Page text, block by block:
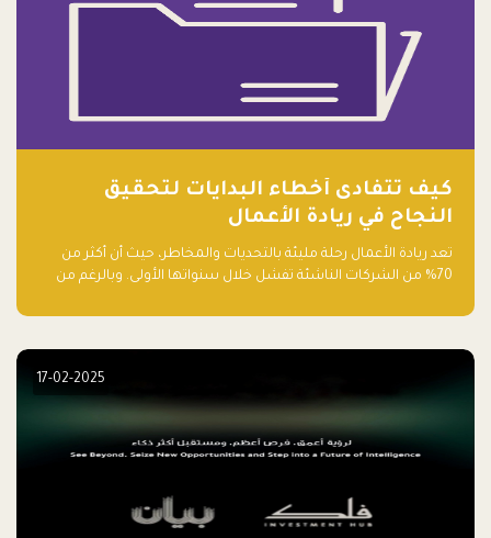
كيف تتفادى أخطاء البدايات لتحقيق
النجاح في ريادة الأعمال
تعد ريادة الأعمال رحلة مليئة بالتحديات والمخاطر، حيث أن أكثر من
70% من الشركات الناشئة تفشل خلال سنواتها الأولى. وبالرغم من
الكثيرون في بداية رحلتهم، وهي التي قد تعرقل نجاحهم. في هذا
17-02-2025